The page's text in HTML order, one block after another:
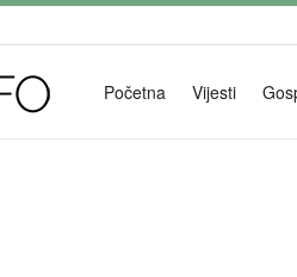
Početna Vijesti